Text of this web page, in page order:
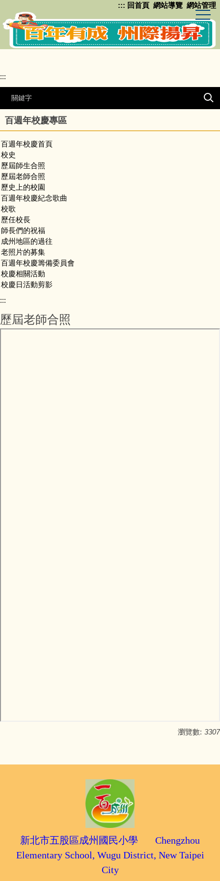
到
主
內
::: 回首頁 網站導覽 網站管理
:::
百週年校慶專區
百週年校慶首頁
校史
歷屆師生合照
歷屆老師合照
歷史上的校園
百週年校慶紀念歌曲
校歌
歷任校長
師長們的祝福
成州地區的過往
老照片的募集
百週年校慶籌備委員會
校慶相關活動
校慶日活動剪影
:::
歷屆老師合照
瀏覽數: 3307
新北市五股區成州國民小學 Chengzhou
Elementary School, Wugu District, New Taipei
City